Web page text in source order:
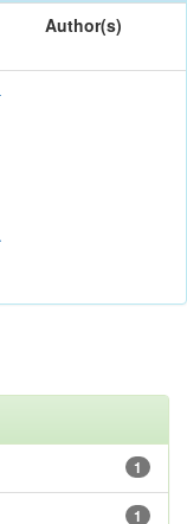
Author(s)
1
1